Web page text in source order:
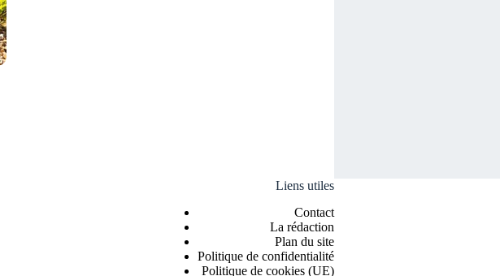
Liens utiles
Contact
La rédaction
Plan du site
Politique de confidentialité
Politique de cookies (UE)